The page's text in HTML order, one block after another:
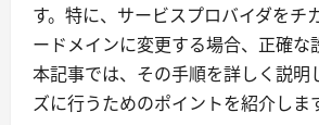
す。特に、サービスプロバイダをチ
ードメインに変更する場合、正確な
本記事では、その手順を詳しく説明
ズに行うためのポイントを紹介しま